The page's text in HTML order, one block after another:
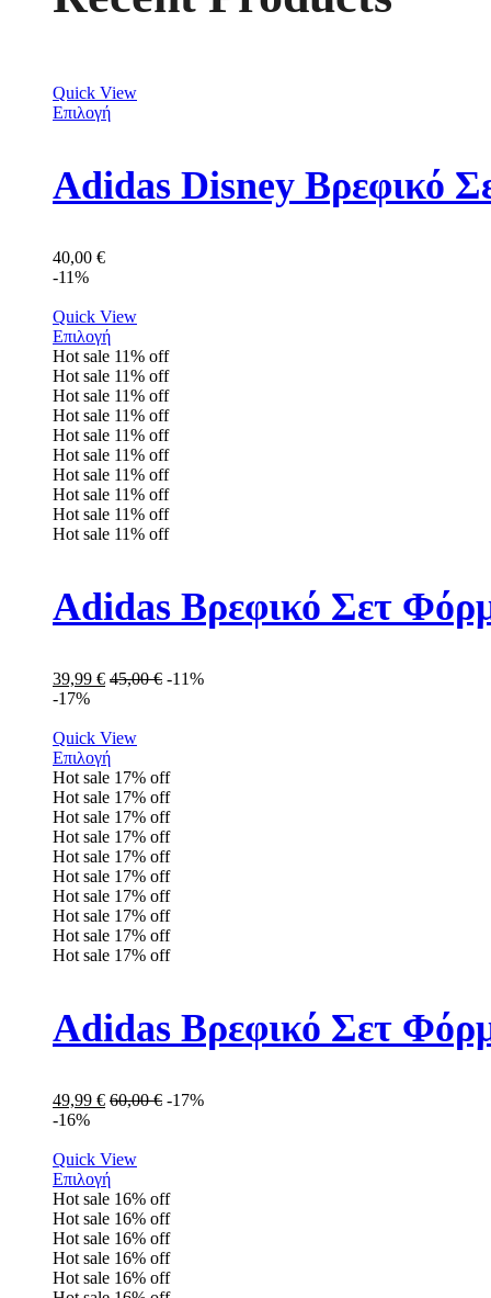
Quick View
Επιλογή
Adidas Disney Βρεφικό
40,00 €
-11%
Quick View
Επιλογή
Hot sale 11% off
Hot sale 11% off
Hot sale 11% off
Hot sale 11% off
Hot sale 11% off
Hot sale 11% off
Hot sale 11% off
Hot sale 11% off
Hot sale 11% off
Hot sale 11% off
Adidas Βρεφικό Σετ
39,99 € 45,00€ -11%
-17%
Quick View
Επιλογή
Hot sale 17% off
Hot sale 17% off
Hot sale 17% off
Hot sale 17% off
Hot sale 17% off
Hot sale 17% off
Hot sale 17% off
Hot sale 17% off
Hot sale 17% off
Hot sale 17% off
Adidas Βρεφικό Σετ
49,99 € 60,00€ -17%
-16%
Quick View
Επιλογή
Hot sale 16% off
Hot sale 16% off
Hot sale 16% off
Hot sale 16% off
Hot sale 16% off